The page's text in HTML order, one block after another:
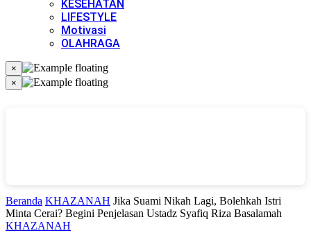
KESEHATAN
LIFESTYLE
Motivasi
OLAHRAGA
×
×
Beranda KHAZANAH Jika Suami Nikah Lagi, Bolehkah Istri
Minta Cerai? Begini Penjelasan Ustadz Syafiq Riza Basalamah
KHAZANAH